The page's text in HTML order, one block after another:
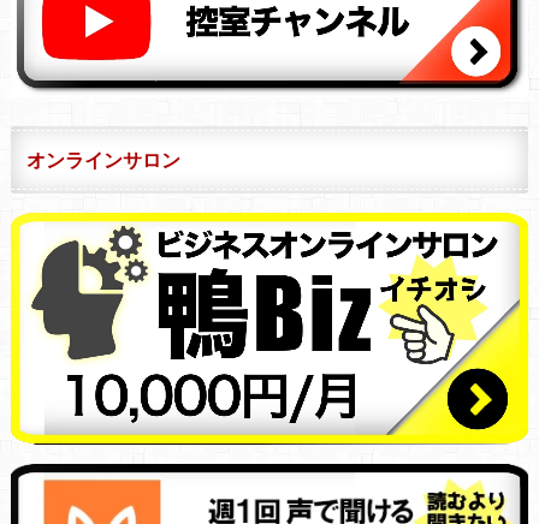
オンラインサロン